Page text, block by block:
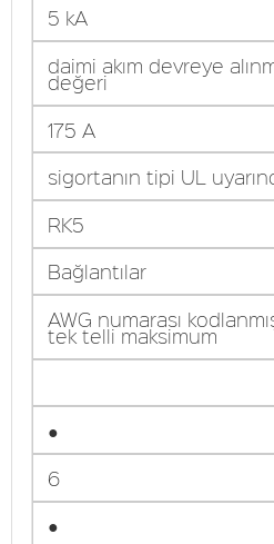
5 kA
daimi akım devreye
değeri
175 A
sigortanın tipi UL
RK5
Bağlantılar
AWG numarası
tek telli maksimum
●
6
●